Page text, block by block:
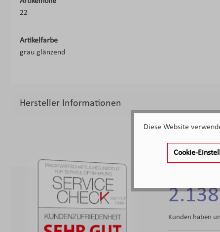
22
Artikelfarbe
grau glänzend
Hersteller Informationen
2.138
Kunden haben
Diese Website
Cookie-